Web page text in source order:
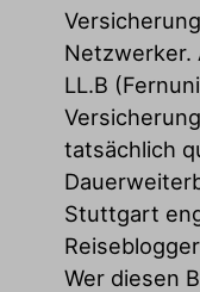
Netzwerker.
LL.B
tatsächlich
Stuttgart
Wer diesen